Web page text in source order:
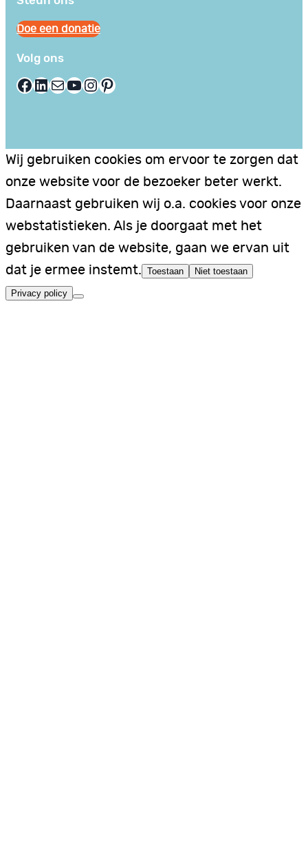
Doe een donatie
Volg ons
Facebook LinkedIn E-mail YouTube InstagramPinterest
Wij gebruiken cookies om ervoor te zorgen dat
onze website voor de bezoeker beter werkt.
Daarnaast gebruiken wij o.a. cookies voor onze
webstatistieken. Als je doorgaat met het
gebruiken van de website, gaan we ervan uit
dat je ermee instemt. Toestaan Niet toestaan
Privacy policy